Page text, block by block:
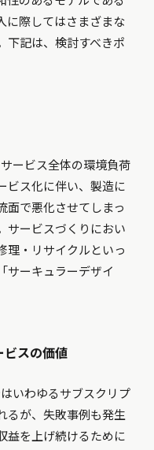
に際してはさまざまな
下記は、検討すべきポ
ービス全体の環境負荷
ビス化に伴い、製造に
面で悪化させてしまっ
サービスづくりにおい
理・リサイクルといっ
サーキュラーデザイ
ビスの価値
いわゆるサブスクリプ
るが、失敗事例も発生
益を上げ続けるために